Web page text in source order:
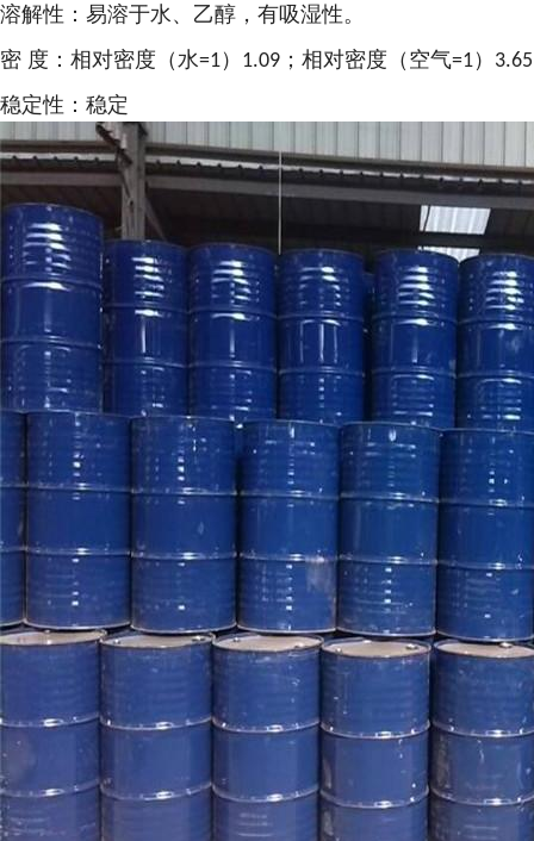
溶解性：易溶于水、乙醇，有吸湿性。
密 度：相对密度（水=1） 1.09 ；相对密度（空气=1） 3.65
稳定性：稳定